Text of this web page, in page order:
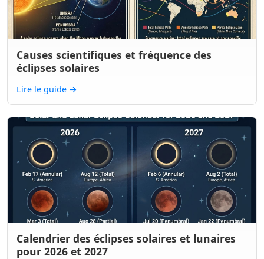
Causes scientifiques et fréquence des
éclipses solaires
Lire le guide →
Calendrier des éclipses solaires et lunaires
pour 2026 et 2027